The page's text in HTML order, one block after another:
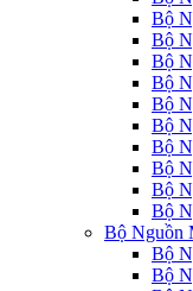
Bộ
Bộ
Bộ
Bộ
Bộ
Bộ
Bộ
Bộ
Bộ
Bộ
Bộ Nguồn
Bộ
Bộ